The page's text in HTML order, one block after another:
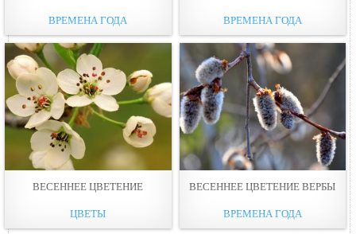
ВРЕМЕНА ГОДА ВРЕМЕНА ГОДА
ВЕСЕННЕЕ ЦВЕТЕНИЕ
ЦВЕТЫ
ВЕСЕННЕЕ ЦВЕТЕНИЕ ВЕРБЫ
ВРЕМЕНА ГОДА